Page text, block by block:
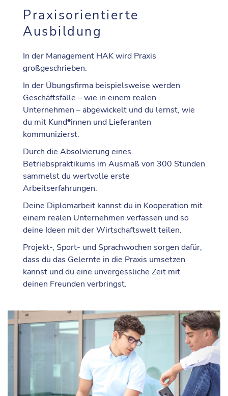
Praxisorientierte
Ausbildung
In der Management HAK wird Praxis
großgeschrieben.
In der Übungsfirma beispielsweise werden
Geschäftsfälle – wie in einem realen
Unternehmen – abgewickelt und du lernst, wie
du mit Kund*innen und Lieferanten
kommunizierst.
Durch die Absolvierung eines
Betriebspraktikums im Ausmaß von 300 Stunden
sammelst du wertvolle erste
Arbeitserfahrungen.
Deine Diplomarbeit kannst du in Kooperation mit
einem realen Unternehmen verfassen und so
deine Ideen mit der Wirtschaftswelt teilen.
Projekt-, Sport- und Sprachwochen sorgen dafür,
dass du das Gelernte in die Praxis umsetzen
kannst und du eine unvergessliche Zeit mit
deinen Freunden verbringst.